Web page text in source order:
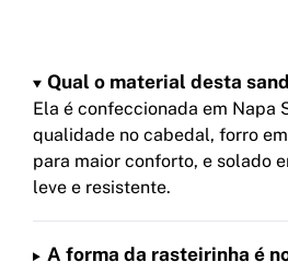
Qual o material desta
Ela é confeccionada em Napa
qualidade no cabedal, forro
para maior conforto, e solado
leve e resistente.
A forma da rasteirinha é